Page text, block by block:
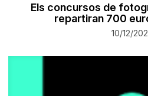
Els concursos de
repartiran 700
10/12/